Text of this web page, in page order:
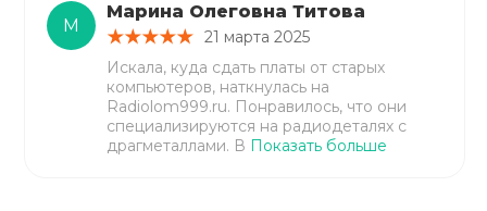
М
Марина Олеговна Титова
21 марта 2025
Искала, куда сдать платы от старых
компьютеров, наткнулась на
Radiolom999.ru. Понравилось, что они
специализируются на радиодеталях с
драгметаллами. В Показать больше